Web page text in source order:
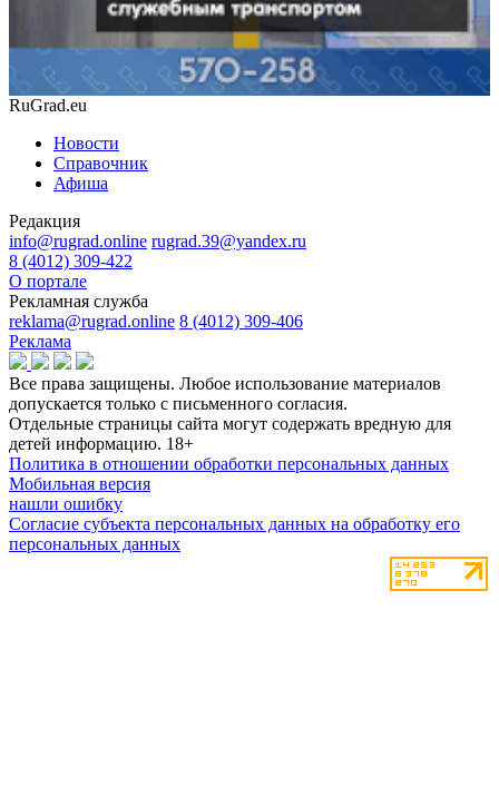
RuGrad.eu
Новости
Справочник
Афиша
Редакция
info@rugrad.online rugrad.39@yandex.ru
8 (4012) 309-422
О портале
Рекламная служба
reklama@rugrad.online 8 (4012) 309-406
Реклама
Все права защищены. Любое использование материалов
допускается только с письменного согласия.
Отдельные страницы сайта могут содержать вредную для
детей информацию. 18+
Политика в отношении обработки персональных данных
Мобильная версия
нашли ошибку
Согласие субъекта персональных данных на обработку его
персональных данных